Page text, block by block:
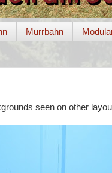
Murrbahn
seen on other